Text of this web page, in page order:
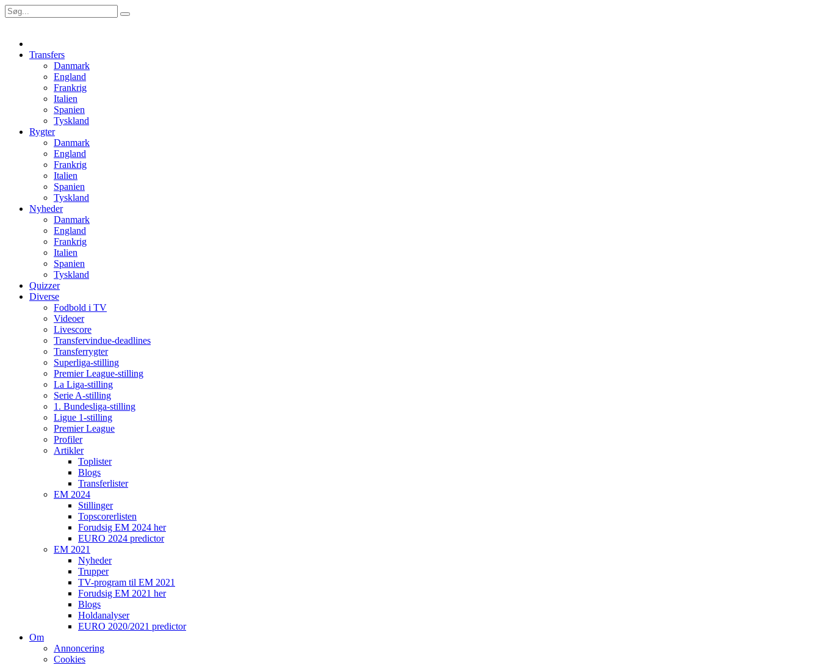
Transfers
Danmark
England
Frankrig
Italien
Spanien
Tyskland
Rygter
Danmark
England
Frankrig
Italien
Spanien
Tyskland
Nyheder
Danmark
England
Frankrig
Italien
Spanien
Tyskland
Quizzer
Diverse
Fodbold i TV
Videoer
Livescore
Transfervindue-deadlines
Transferrygter
Superliga-stilling
Premier League-stilling
La Liga-stilling
Serie A-stilling
1. Bundesliga-stilling
Ligue 1-stilling
Premier League
Profiler
Artikler
Toplister
Blogs
Transferlister
EM 2024
Stillinger
Topscorerlisten
Forudsig EM 2024 her
EURO 2024 predictor
EM 2021
Nyheder
Trupper
TV-program til EM 2021
Forudsig EM 2021 her
Blogs
Holdanalyser
EURO 2020/2021 predictor
Om
Annoncering
Cookies